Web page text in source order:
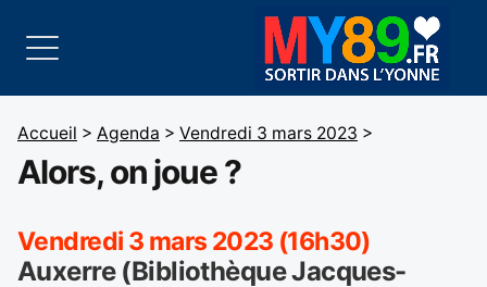
Accueil > Agenda > Vendredi 3 mars 2023 >
Alors, on joue ?
Vendredi 3 mars 2023 (16h30)
Auxerre (Bibliothèque Jacques-